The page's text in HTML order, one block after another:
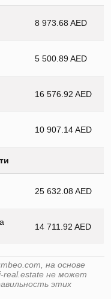
8 973.68 AED
5 500.89 AED
16 576.92 AED
10 907.14 AED
25 632.08 AED
14 711.92 AED
на основе
real.estate не может
этих